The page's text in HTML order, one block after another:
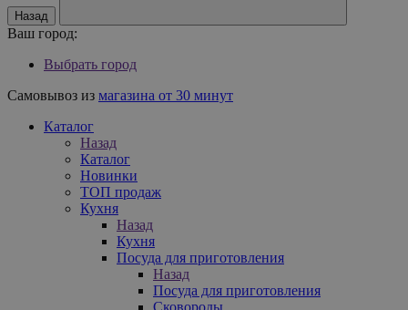
Назад
Ваш город:
Выбрать город
Самовывоз из магазина от 30 минут
Каталог
Назад
Каталог
Новинки
ТОП продаж
Кухня
Назад
Кухня
Посуда для приготовления
Назад
Посуда для приготовления
Сковороды